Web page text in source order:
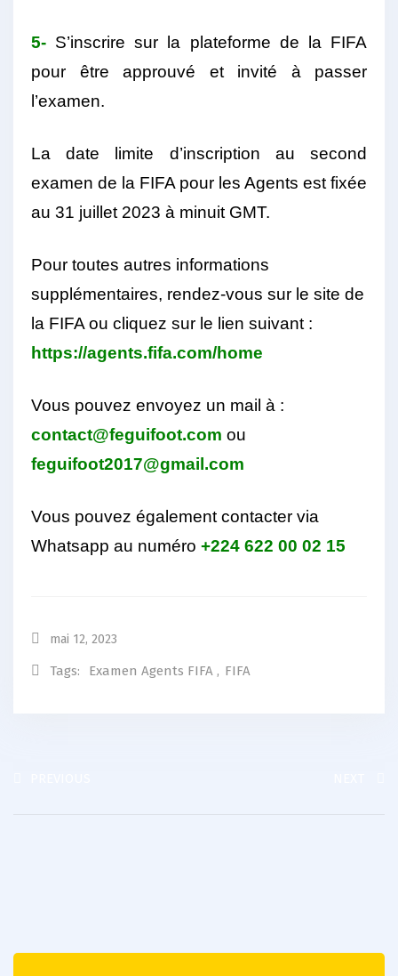
5- S’inscrire sur la plateforme de la FIFA
pour être approuvé et invité à passer
l’examen.
La date limite d’inscription au second
examen de la FIFA pour les Agents est fixée
au 31 juillet 2023 à minuit GMT.
Pour toutes autres informations
supplémentaires, rendez-vous sur le site de
la FIFA ou cliquez sur le lien suivant :
https://agents.fifa.com/home
Vous pouvez envoyez un mail à :
contact@feguifoot.com ou
feguifoot2017@gmail.com
Vous pouvez également contacter via
Whatsapp au numéro +224 622 00 02 15
mai 12, 2023
Tags: Examen Agents FIFA , FIFA